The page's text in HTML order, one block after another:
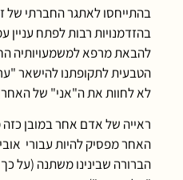
בהתייחסו לאתגר החברתי של
בהזדמנויות רבות לפתח
להבאת מרפא למשמעויותיה
הטבעית לתקופתנו להישאר
לא לחוות את ה"אני" של האחר
ראייה של אדם אחר במובן
האחר מפסיק להיות עבורי
הברורה שבינינו משתנה (על